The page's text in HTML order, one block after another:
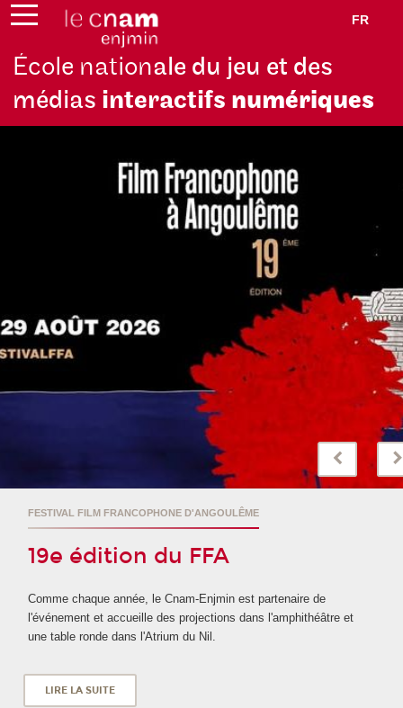
FR
École nationale du jeu et des
médias interactifs numériques
FESTIVAL FILM FRANCOPHONE D'ANGOULÊME
19e édition du FFA
Comme chaque année, le Cnam-Enjmin est partenaire de
l'événement et accueille des projections dans l'amphithéâtre et
une table ronde dans l'Atrium du Nil.
LIRE LA SUITE